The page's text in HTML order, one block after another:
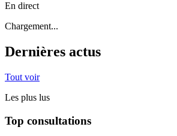
En direct
Chargement...
Dernières actus
Tout voir
Les plus lus
Top consultations